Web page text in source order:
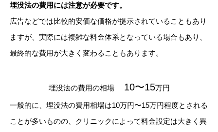
埋没法の費用には注意が必要です。
広告などでは比較的安価な価格が提示されていることもあり
ますが、実際には複雑な料金体系となっている場合もあり、
最終的な費用が大きく変わることもあります。
埋没法の費用の相場 10〜15万円
一般的に、埋没法の費用相場は10万円〜15万円程度とされる
ことが多いものの、クリニックによって料金設定は大きく異